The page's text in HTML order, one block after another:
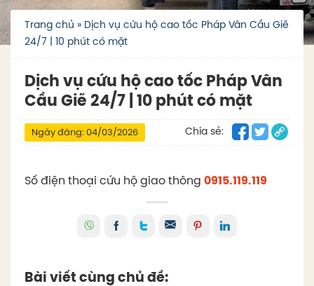
Trang chủ » Dịch vụ cứu hộ cao tốc Pháp Vân Cầu Giẽ
24/7 | 10 phút có mặt
Dịch vụ cứu hộ cao tốc Pháp Vân
Cầu Giẽ 24/7 | 10 phút có mặt
Ngày đăng: 04/03/2026 Chia sẻ:
Số điện thoại cứu hộ giao thông 0915.119.119
Bài viết cùng chủ đề: